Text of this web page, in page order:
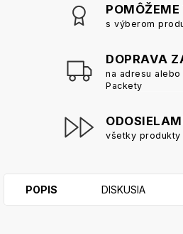
s výberom
DOPRAVA
na adresu alebo
Packety
všetky produkty
POPIS DISKUSIA